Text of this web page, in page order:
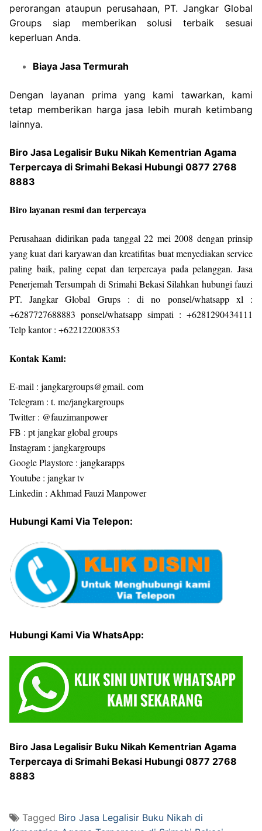
perorangan ataupun perusahaan, PT. Jangkar Global
Groups siap memberikan solusi terbaik sesuai
keperluan Anda.
Biaya Jasa Termurah
Dengan layanan prima yang kami tawarkan, kami
tetap memberikan harga jasa lebih murah ketimbang
lainnya.
Biro Jasa Legalisir Buku Nikah Kementrian Agama
Terpercaya di Srimahi Bekasi Hubungi 0877 2768
8883
Biro layanan resmi dan terpercaya
Perusahaan didirikan pada tanggal 22 mei 2008 dengan prinsip
yang kuat dari karyawan dan kreatifitas buat menyediakan service
paling baik, paling cepat dan terpercaya pada pelanggan. Jasa
Penerjemah Tersumpah di Srimahi Bekasi Silahkan hubungi fauzi
PT. Jangkar Global Grups : di no ponsel/whatsapp xl :
+6287727688883 ponsel/whatsapp simpati : +6281290434111
Telp kantor : +622122008353
Kontak Kami:
E-mail : jangkargroups@gmail. com
Telegram : t. me/jangkargroups
Twitter : @fauzimanpower
FB : pt jangkar global groups
Instagram : jangkargroups
Google Playstore : jangkarapps
Youtube : jangkar tv
Linkedin : Akhmad Fauzi Manpower
Hubungi Kami Via Telepon:
Hubungi Kami Via WhatsApp:
Biro Jasa Legalisir Buku Nikah Kementrian Agama
Terpercaya di Srimahi Bekasi Hubungi 0877 2768
8883
Tagged Biro Jasa Legalisir Buku Nikah di